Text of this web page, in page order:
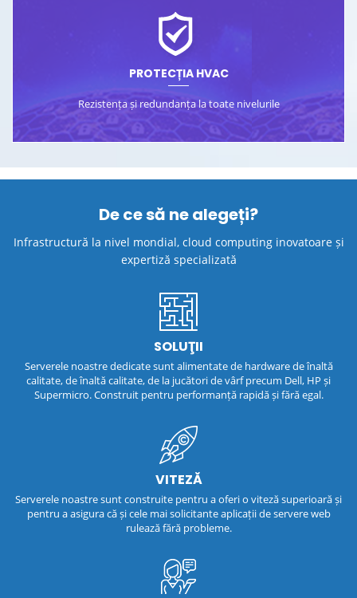
PROTECȚIA HVAC
Rezistența și redundanța la toate nivelurile
De ce să ne alegeți?
Infrastructură la nivel mondial, cloud computing inovatoare și
expertiză specializată
SOLUŢII
Serverele noastre dedicate sunt alimentate de hardware de înaltă
calitate, de înaltă calitate, de la jucători de vârf precum Dell, HP și
Supermicro. Construit pentru performanță rapidă și fără egal.
VITEZĂ
Serverele noastre sunt construite pentru a oferi o viteză superioară și
pentru a asigura că și cele mai solicitante aplicații de servere web
rulează fără probleme.